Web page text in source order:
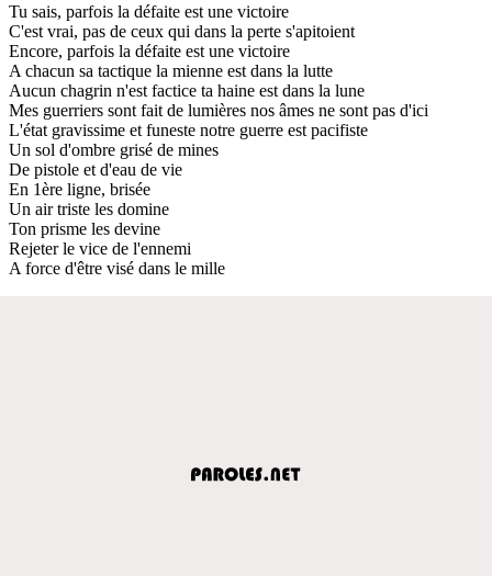
Tu sais, parfois la défaite est une victoire
C'est vrai, pas de ceux qui dans la perte s'apitoient
Encore, parfois la défaite est une victoire
A chacun sa tactique la mienne est dans la lutte
Aucun chagrin n'est factice ta haine est dans la lune
Mes guerriers sont fait de lumières nos âmes ne sont pas d'ici
L'état gravissime et funeste notre guerre est pacifiste
Un sol d'ombre grisé de mines
De pistole et d'eau de vie
En 1ère ligne, brisée
Un air triste les domine
Ton prisme les devine
Rejeter le vice de l'ennemi
A force d'être visé dans le mille